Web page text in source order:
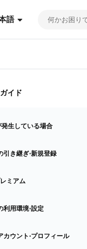
語
イド
生している場合
引き継ぎ⋅新規登録
ミアム
利用環境⋅設定
カウント⋅プロフィール